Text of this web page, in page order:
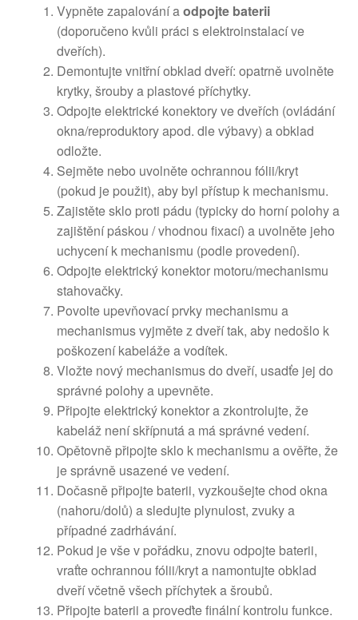
Vypněte zapalování a odpojte baterii
(doporučeno kvůli práci s elektroinstalací ve
dveřích).
Demontujte vnitřní obklad dveří: opatrně uvolněte
krytky, šrouby a plastové příchytky.
Odpojte elektrické konektory ve dveřích (ovládání
okna/reproduktory apod. dle výbavy) a obklad
odložte.
Sejměte nebo uvolněte ochrannou fólii/kryt
(pokud je použit), aby byl přístup k mechanismu.
Zajistěte sklo proti pádu (typicky do horní polohy a
zajištění páskou / vhodnou fixací) a uvolněte jeho
uchycení k mechanismu (podle provedení).
Odpojte elektrický konektor motoru/mechanismu
stahovačky.
Povolte upevňovací prvky mechanismu a
mechanismus vyjměte z dveří tak, aby nedošlo k
poškození kabeláže a vodítek.
Vložte nový mechanismus do dveří, usadťe jej do
správné polohy a upevněte.
Připojte elektrický konektor a zkontrolujte, že
kabeláž není skřípnutá a má správné vedení.
Opětovně připojte sklo k mechanismu a ověřte, že
je správně usazené ve vedení.
Dočasně připojte baterii, vyzkoušejte chod okna
(nahoru/dolů) a sledujte plynulost, zvuky a
případné zadrhávání.
Pokud je vše v pořádku, znovu odpojte baterii,
vraťte ochrannou fólii/kryt a namontujte obklad
dveří včetně všech příchytek a šroubů.
Připojte baterii a proveďte finální kontrolu funkce.